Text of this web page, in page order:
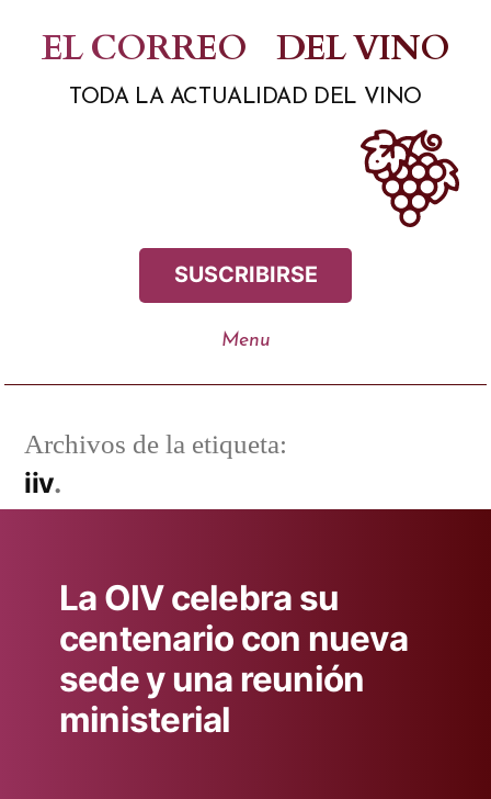
contenido
EL CORREO DEL VINO
TODA LA ACTUALIDAD DEL VINO
SUSCRIBIRSE
Archivos de la etiqueta:
iiv
La OIV celebra su
centenario con nueva
sede y una reunión
ministerial